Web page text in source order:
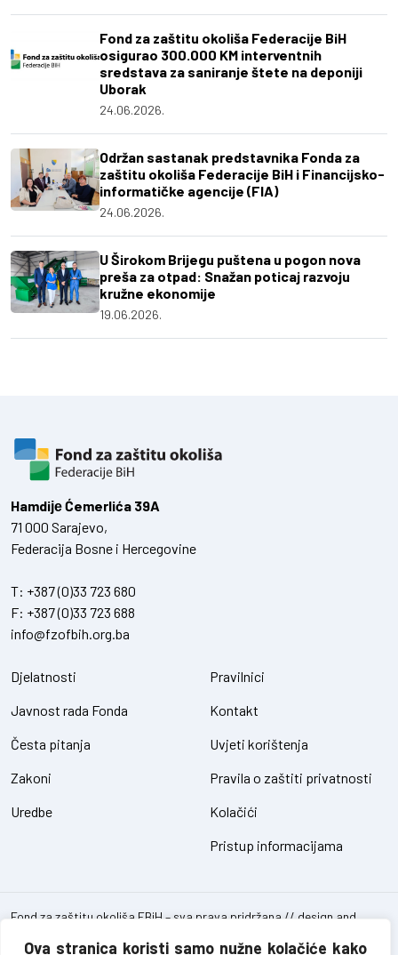
Ova stranica koristi samo nužne kolačiće kako
Fond za zaštitu okoliša Federacije BiH
osigurao 300.000 KM interventnih
sredstava za saniranje štete na deponiji
Uborak
24.06.2026.
Održan sastanak predstavnika Fonda za
zaštitu okoliša Federacije BiH i Financijsko-
informatičke agencije (FIA)
24.06.2026.
U Širokom Brijegu puštena u pogon nova
preša za otpad: Snažan poticaj razvoju
kružne ekonomije
19.06.2026.
Hamdiје Ćemerlića 39A
71 000 Sarajevo,
Federacija Bosne i Hercegovine
T: +387 (0)33 723 680
F: +387 (0)33 723 688
info@fzofbih.org.ba
Djelatnosti
Javnost rada Fonda
Česta pitanja
Zakoni
Uredbe
Pravilnici
Kontakt
Uvjeti korištenja
Pravila o zaštiti privatnosti
Kolačići
Pristup informacijama
Fond za zaštitu okoliša FBiH – sva prava pridržana // design and